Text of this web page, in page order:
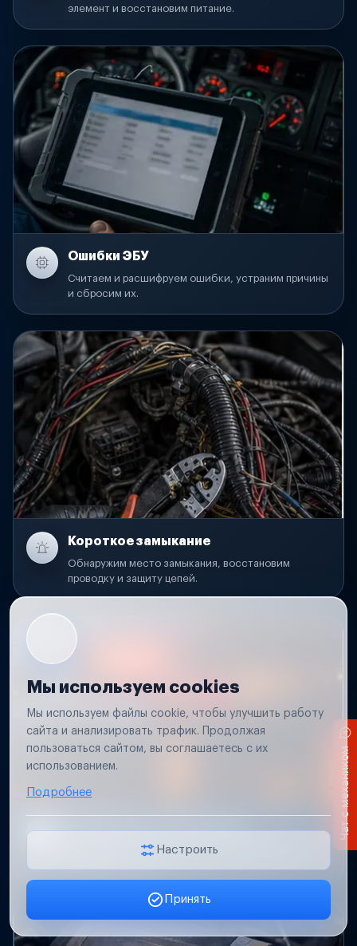
элемент и восстановим питание.
Ошибки ЭБУ
Считаем и расшифруем ошибки, устраним причины
и сбросим их.
Короткое замыкание
Обнаружим место замыкания, восстановим
проводку и защиту цепей.
Проверим проводку и разъемы, восстановим
Мы используем cookies
Мы используем файлы cookie, чтобы улучшить работу
сайта и анализировать трафик. Продолжая
пользоваться сайтом, вы соглашаетесь с их
использованием.
Подробнее
Настроить
Принять
Заявка онлайн
Чат с механиком